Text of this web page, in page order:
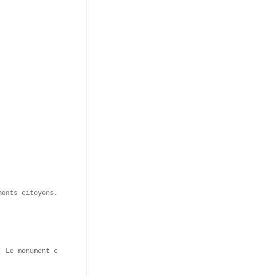
citoyens. Jadis croisée des grands boulevards, elle
monument central, érigé en 1883, symbolise la défense des